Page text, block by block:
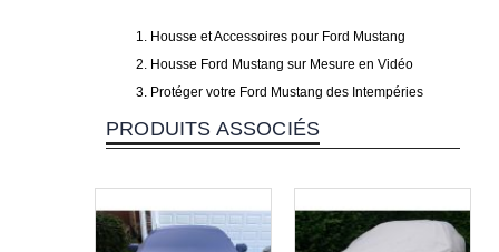
Housse et Accessoires pour Ford Mustang
Housse Ford Mustang sur Mesure en Vidéo
Protéger votre Ford Mustang des Intempéries
PRODUITS ASSOCIÉS